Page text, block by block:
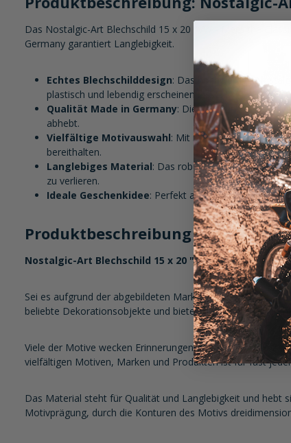
Das Nostalgic-Art Blechschild 15 x 20 "VW - Meet the
Germany garantiert Langlebigkeit.
Echtes Blechschilddesign: Das hochwertige
plastisch und lebendig erscheinen lassen.
Qualität Made in Germany: Die Fertigung in
abhebt.
Vielfältige Motivauswahl: Mit nostalgischen VW-
bereithalten.
Langlebiges Material: Das robuste Blechmaterial
zu verlieren.
Ideale Geschenkidee: Perfekt als Geschenk, um
Produktbeschreibung im Detail:
Nostalgic-Art Blechschild 15 x 20 "VW - Meet the
Sei es aufgrund der abgebildeten Marken und Produkte
beliebte Dekorationsobjekte und bieten eine ideale
Viele der Motive wecken Erinnerungen an die „gute alte
vielfältigen Motiven, Marken und Produkten ist für fast
Das Material steht für Qualität und Langlebigkeit und hebt
Motivprägung, durch die Konturen des Motivs